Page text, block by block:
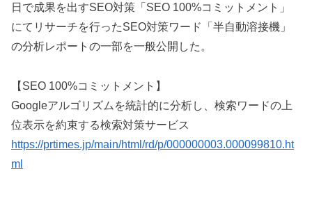
日で成果を出すSEO対策「SEO 100%コミットメント」
にてリサーチを行ったSEO対策ワード「半自動溶接機」
の分析レポートの一部を一般公開した。
【SEO 100%コミットメント】
Googleアルゴリズムを統計的に分析し、検索ワードの上
位表示を約束する検索対策サービス
https://prtimes.jp/main/html/rd/p/000000003.000099810.ht
ml